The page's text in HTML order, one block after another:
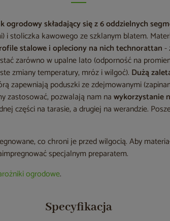
ogrodowy składający się z 6 oddzielnych
i stoliczka kawowego ze szklanym blatem.
stalowe i opleciony na nich technorattan-
zarówno w upalne lato (odporność na
zmiany temperatury, mróz i wilgoć). Dużą
zapewniają poduszki ze zdejmowanymi
zastosować, pozwalają nam nawykorzystanie
części na tarasie, a drugiej na werandzie.
co chroni je przed wilgocią. Aby
specjalnym preparatem.
ogrodowe.
Specyfikacja